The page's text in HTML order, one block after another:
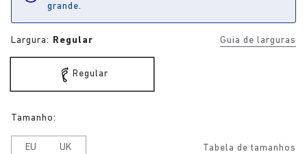
grande.
Largura: Regular Guia de larguras
Regular
Tabela de tamanhos
Tamanho:
EU UK